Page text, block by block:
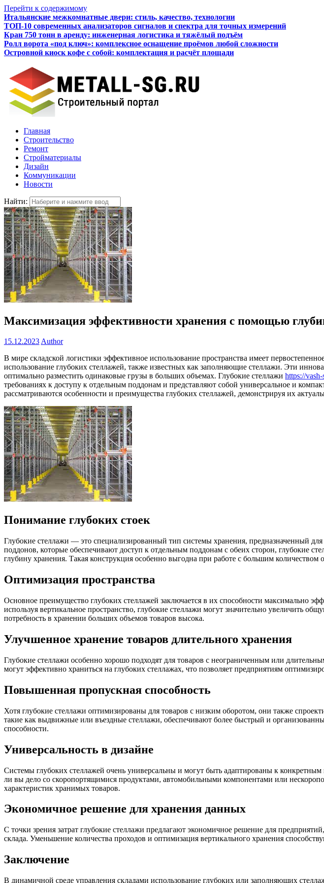
Перейти к содержимому
Итальянские межкомнатные двери: стиль, качество, технологии
ТОП-10 современных анализаторов сигналов и спектра для точных измерений
Кран 750 тонн в аренду: инженерная логистика и тяжёлый подъём
Ролл ворота «под ключ»: комплексное оснащение проёмов любой сложности
Островной киоск кофе с собой: комплектация и расчёт площади
Главная
Строительство
Ремонт
Стройматериалы
Дизайн
Коммуникации
Новости
Найти:
Максимизация эффективности хранения с помощью
15.12.2023Author
В мире складской логистики эффективное использование пространства имеет
использование глубоких стеллажей, также известных как заполняющие стеллажи. Эти
оптимально разместить одинаковые грузы в больших объемах. Глубокие стеллажи https://
требованиях к доступу к отдельным поддонам и представляют собой универсальное и
рассматриваются особенности и преимущества глубоких стеллажей, демонстрируя их
Понимание глубоких стоек
Глубокие стеллажи — это специализированный тип системы хранения, предназначенный
поддонов, которые обеспечивают доступ к отдельным поддонам с обеих сторон, глубокие
глубину хранения. Такая конструкция особенно выгодна при работе с большим
Оптимизация пространства
Основное преимущество глубоких стеллажей заключается в их способности максимально
используя вертикальное пространство, глубокие стеллажи могут значительно увеличить
потребность в хранении больших объемов товаров высока.
Улучшенное хранение товаров длительного хранения
Глубокие стеллажи особенно хорошо подходят для товаров с неограниченным или
могут эффективно храниться на глубоких стеллажах, что позволяет предприятиям
Повышенная пропускная способность
Хотя глубокие стеллажи оптимизированы для товаров с низким оборотом, они также
такие как выдвижные или въездные стеллажи, обеспечивают более быстрый и
способности.
Универсальность в дизайне
Системы глубоких стеллажей очень универсальны и могут быть адаптированы к
ли вы дело со скоропортящимися продуктами, автомобильными компонентами или
характеристик хранимых товаров.
Экономичное решение для хранения данных
С точки зрения затрат глубокие стеллажи предлагают экономичное решение для
склада. Уменьшение количества проходов и оптимизация вертикального хранения
Заключение
В динамичной среде управления складами использование глубоких или заполняющих